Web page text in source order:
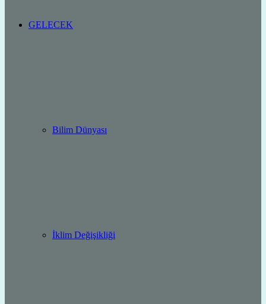
GELECEK
Bilim Dünyası
İklim Değişikliği